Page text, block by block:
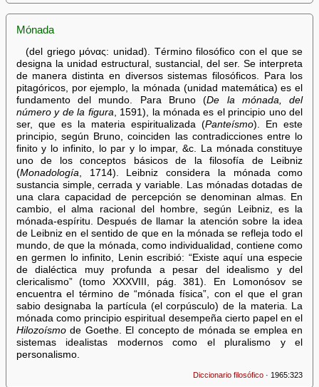
Mónada
(del griego μόνας: unidad). Término filosófico con el que se
designa la unidad estructural, sustancial, del ser. Se interpreta
de manera distinta en diversos sistemas filosóficos. Para los
pitagóricos, por ejemplo, la mónada (unidad matemática) es el
fundamento del mundo. Para Bruno (De la mónada, del
número y de la figura, 1591), la mónada es el principio uno del
ser, que es la materia espiritualizada (Panteísmo). En este
principio, según Bruno, coinciden las contradicciones entre lo
finito y lo infinito, lo par y lo impar, &c. La mónada constituye
uno de los conceptos básicos de la filosofía de Leibniz
(Monadología, 1714). Leibniz considera la mónada como
sustancia simple, cerrada y variable. Las mónadas dotadas de
una clara capacidad de percepción se denominan almas. En
cambio, el alma racional del hombre, según Leibniz, es la
mónada-espíritu. Después de llamar la atención sobre la idea
de Leibniz en el sentido de que en la mónada se refleja todo el
mundo, de que la mónada, como individualidad, contiene como
en germen lo infinito, Lenin escribió: “Existe aquí una especie
de dialéctica muy profunda a pesar del idealismo y del
clericalismo” (tomo XXXVIII, pág. 381). En Lomonósov se
encuentra el término de “mónada física”, con el que el gran
sabio designaba la partícula (el corpúsculo) de la materia. La
mónada como principio espiritual desempeña cierto papel en el
Hilozoísmode Goethe. El concepto de mónada se emplea en
sistemas idealistas modernos como el pluralismo y el
personalismo.
Diccionario filosófico · 1965:323